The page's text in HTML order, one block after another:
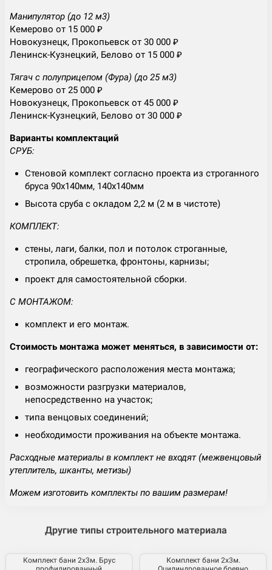
Манипулятор (до 12 м3)
Кемерово от 15 000 ₽
Новокузнецк, Прокопьевск от 30 000 ₽
Ленинск-Кузнецкий, Белово от 15 000 ₽
Тягач с полуприцепом (Фура) (до 25 м3)
Кемерово от 25 000 ₽
Новокузнецк, Прокопьевск от 45 000 ₽
Ленинск-Кузнецкий, Белово от 30 000 ₽
Варианты комплектаций
СРУБ:
Стеновой комплект согласно проекта из строганного
бруса 90х140мм, 140х140мм
Высота сруба с окладом 2,2 м (2 м в чистоте)
КОМПЛЕКТ:
стены, лаги, балки, пол и потолок строганные,
стропила, обрешетка, фронтоны, карнизы;
проект для самостоятельной сборки.
С МОНТАЖОМ:
комплект и его монтаж.
Стоимость монтажа может меняться, в зависимости от:
географического расположения места монтажа;
возможности разгрузки материалов,
непосредственно на участок;
типа венцовых соединений;
необходимости проживания на объекте монтажа.
Расходные материалы в комплект не входят (межвенцовый
утеплитель, шканты, метизы)
Можем изготовить комплекты по вашим размерам!
Другие типы строительного материала
Комплект бани 2х3м. Брус
Комплект бани 2х3м.